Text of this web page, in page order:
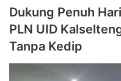
Dukung Penuh
PLN UID
Tanpa Kedip